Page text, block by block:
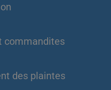
commandites
des plaintes